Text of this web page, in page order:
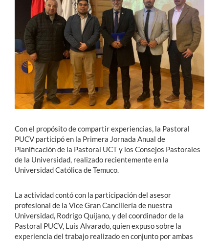
Con el propósito de compartir experiencias, la Pastoral
PUCV participó en la Primera Jornada Anual de
Planificación de la Pastoral UCT y los Consejos Pastorales
de la Universidad, realizado recientemente en la
Universidad Católica de Temuco.
La actividad contó con la participación del asesor
profesional de la Vice Gran Cancillería de nuestra
Universidad, Rodrigo Quijano, y del coordinador de la
Pastoral PUCV, Luis Alvarado, quien expuso sobre la
experiencia del trabajo realizado en conjunto por ambas